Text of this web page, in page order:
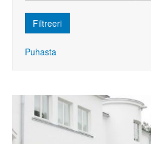
Puhasta